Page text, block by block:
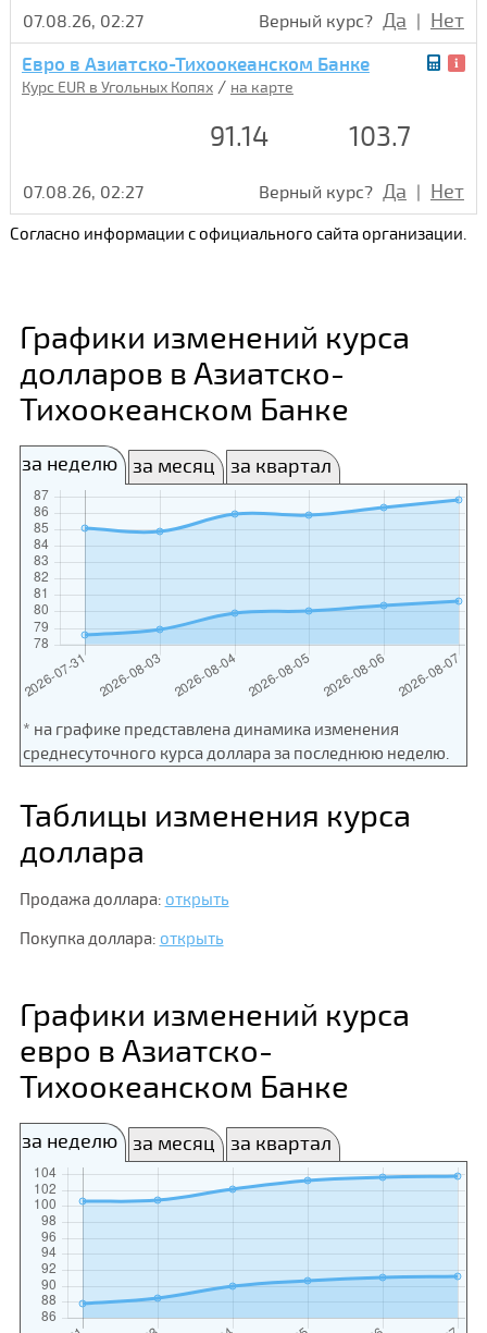
07.08.26, 02:27 Верный курс? Да | Нет
Евро в Азиатско-Тихоокеанском Банке
Курс EUR в Угольных Копях/ на карте
91.14 103.7
07.08.26, 02:27 Верный курс? Да | Нет
Согласно информации с официального сайта организации.
Графики изменений курса
долларов в Азиатско-
Тихоокеанском Банке
за неделю за месяц за квартал
* на графике представлена динамика изменения
среднесуточного курса доллара за последнюю неделю.
Таблицы изменения курса
доллара
Продажа доллара: открыть
Покупка доллара: открыть
Графики изменений курса
евро в Азиатско-
Тихоокеанском Банке
за неделю за месяц за квартал